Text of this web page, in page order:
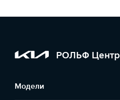
РОЛЬФ Центр
Модели